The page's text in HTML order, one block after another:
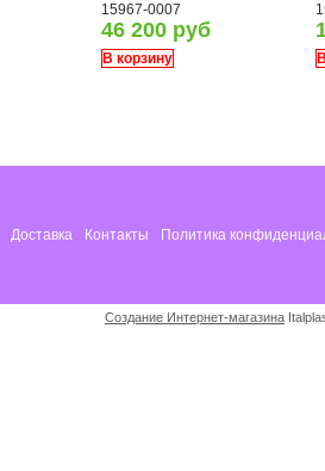
15967-0007
46 200 руб
В корзину
Доставка Контакты Политика
Создание Интернет-магазина